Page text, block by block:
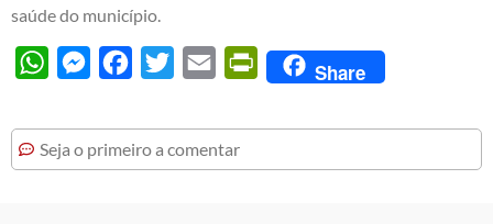
saúde do município.
WhatsAppMessengerFacebook
Twitter Email PrintFriendly
Share
Seja o primeiro a comentar